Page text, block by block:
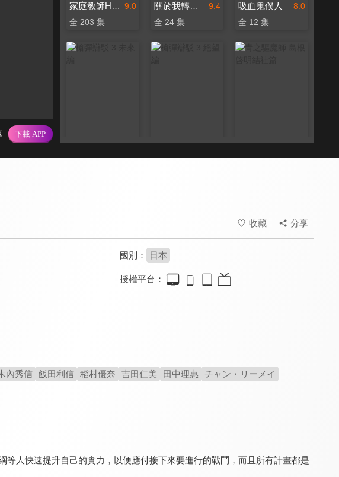
9.0
家庭教師HITMAN REBORN!(中文版)
全 203 集
9.4
關於我轉生變成史萊姆這檔事
全 24 集
8.0
吸血鬼僕人
全 12 集
全 72 集 全 26 集 全 12 集
收藏 分享
國別： 日本
授權平台：
內秀信 飯田利信 稻村優奈 吉田仁美 田中理惠 チャン・リーメイ
人快速提升自己的實力，以便應付接下來要進行的戰鬥，而且所有計畫都是